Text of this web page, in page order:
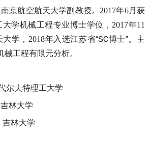
京航空航天大学副教授。2017年6月获
学机械工程专业博士学位， 2017年11
学， 2018年入选江苏省“SC博士”。主
工程有限元分析。
尔夫特理工大学
吉林大学
吉林大学